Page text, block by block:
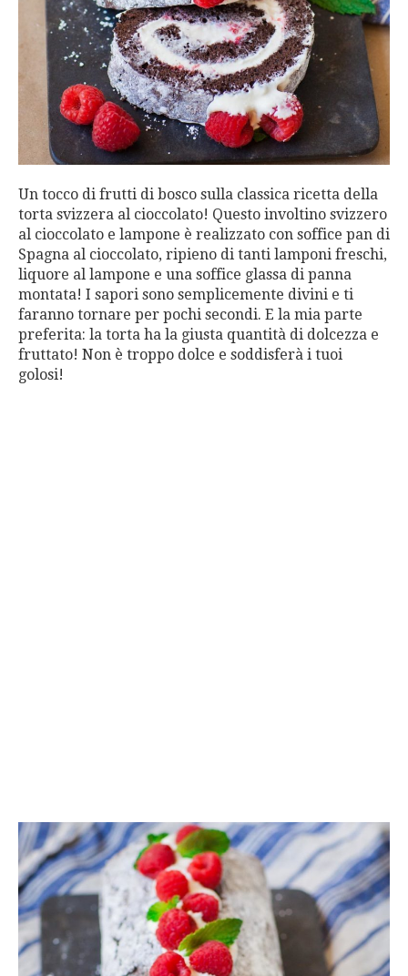
Un tocco di frutti di bosco sulla classica ricetta della
torta svizzera al cioccolato! Questo involtino svizzero
al cioccolato e lampone è realizzato con soffice pan di
Spagna al cioccolato, ripieno di tanti lamponi freschi,
liquore al lampone e una soffice glassa di panna
montata! I sapori sono semplicemente divini e ti
faranno tornare per pochi secondi. E la mia parte
preferita: la torta ha la giusta quantità di dolcezza e
fruttato! Non è troppo dolce e soddisferà i tuoi
golosi!